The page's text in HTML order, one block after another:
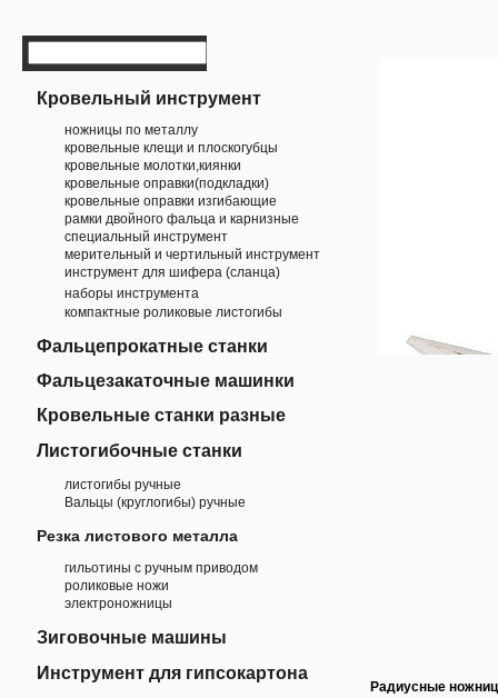
Кровельный инструмент
ножницы по металлу
кровельные клещи и плоскогубцы
кровельные молотки,киянки
кровельные оправки(подкладки)
кровельные оправки изгибающие
рамки двойного фальца и карнизные
специальный инструмент
мерительный и чертильный инструмент
инструмент для шифера (сланца)
наборы инструмента
компактные роликовые листогибы
Фальцепрокатные станки
Фальцезакаточные машинки
Кровельные станки разные
Листогибочные станки
листогибы ручные
Вальцы (круглогибы) ручные
Резка листового металла
гильотины с ручным приводом
роликовые ножи
электроножницы
Зиговочные машины
Инструмент для гипсокартона
Радиусные